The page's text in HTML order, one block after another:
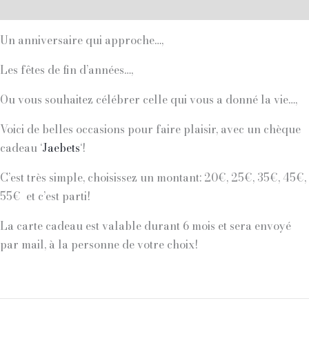
Un anniversaire qui approche…,
Les fêtes de fin d’années…,
Ou vous souhaitez célébrer celle qui vous a donné la vie…,
Voici de belles occasions pour faire plaisir, avec un chèque
cadeau ‘Jaebets‘!
C’est très simple, choisissez un montant: 20€, 25€, 35€, 45€,
55€ et c’est parti!
La carte cadeau est valable durant 6 mois et sera envoyé
par mail, à la personne de votre choix!